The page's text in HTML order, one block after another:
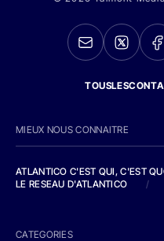
MIEUX NOUS CONNAITRE
ATLANTICO C'EST QUI, C'EST
LE RESEAU D'ATLANTICO
/
CATEGORIES